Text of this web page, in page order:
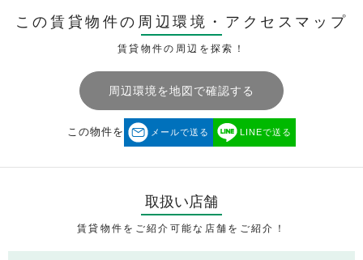
この賃貸物件の周辺環境・ アクセスマップ
賃貸物件の周辺を探索！
周辺環境を地図で確認する
この物件を メールで送る LINEで送る
取扱い店舗
賃貸物件をご紹介可能な店舗をご紹介！